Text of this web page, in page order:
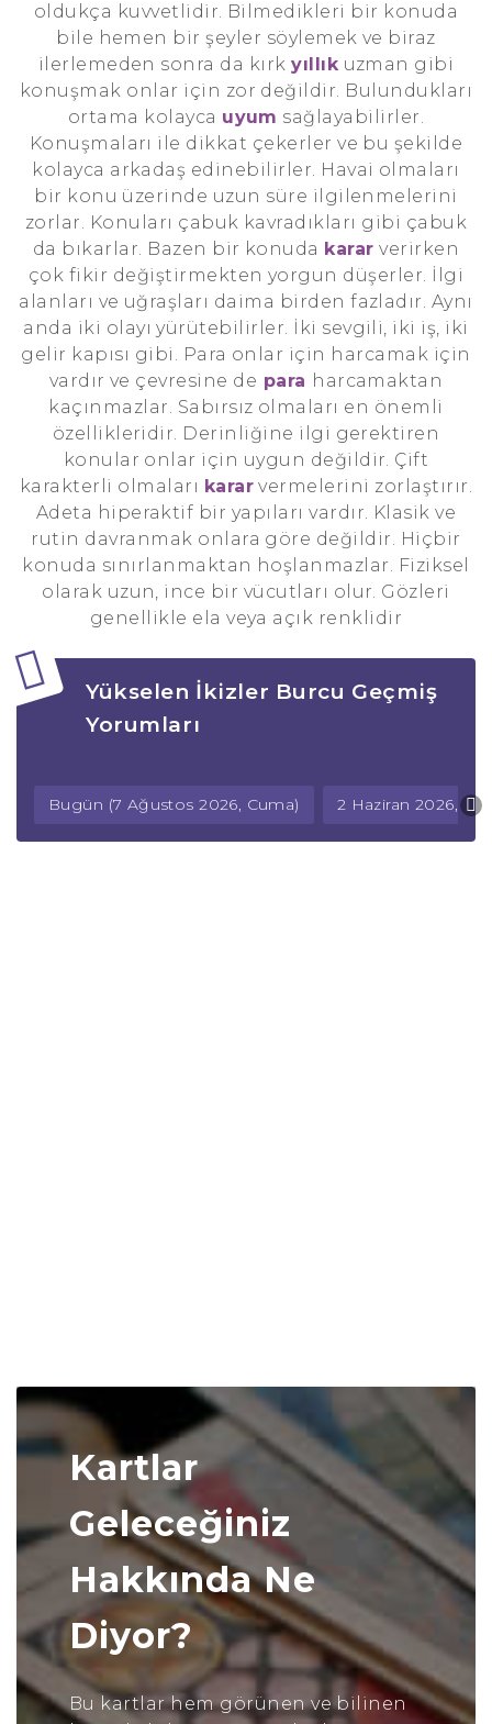
oldukça kuvvetlidir. Bilmedikleri bir konuda
bile hemen bir şeyler söylemek ve biraz
ilerlemeden sonra da kırkyıllıkuzman gibi
konuşmak onlar için zor değildir. Bulundukları
ortama kolayca uyum sağlayabilirler.
Konuşmaları ile dikkat çekerler ve bu şekilde
kolayca arkadaş edinebilirler. Havai olmaları
bir konu üzerinde uzun süre ilgilenmelerini
zorlar. Konuları çabuk kavradıkları gibi çabuk
da bıkarlar. Bazen bir konuda karar verirken
çok fikir değiştirmekten yorgun düşerler. İlgi
alanları ve uğraşları daima birden fazladır. Aynı
anda iki olayı yürütebilirler. İki sevgili, iki iş, iki
gelir kapısı gibi. Para onlar için harcamak için
vardır ve çevresine de para harcamaktan
kaçınmazlar. Sabırsız olmaları en önemli
özellikleridir. Derinliğine ilgi gerektiren
konular onlar için uygun değildir. Çift
karakterli olmaları karar vermelerini zorlaştırır.
Adeta hiperaktif bir yapıları vardır. Klasik ve
rutin davranmak onlara göre değildir. Hiçbir
konuda sınırlanmaktan hoşlanmazlar. Fiziksel
olarak uzun, ince bir vücutları olur. Gözleri
genellikle ela veya açık renklidir
Yükselen İkizler Burcu Geçmiş
Yorumları
Bugün (7 Ağustos 2026, Cuma) 2 Haziran 2026, Salı
Kartlar
Geleceğiniz
Hakkında Ne
Diyor?
Bu kartlar hem görünen ve bilinen